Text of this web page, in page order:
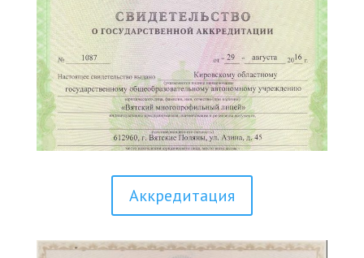
Аккредитация